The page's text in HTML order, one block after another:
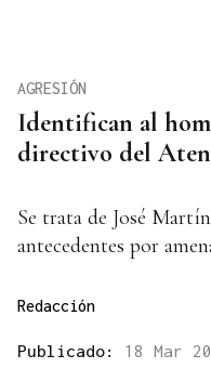
Identifican al
directivo del
AGRESIÓN
Se trata de José
antecedentes por
Redacción
Publicado: 18 Mar